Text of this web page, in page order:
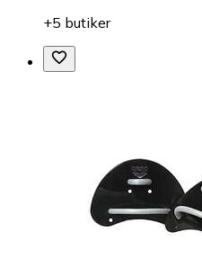
+5 butiker